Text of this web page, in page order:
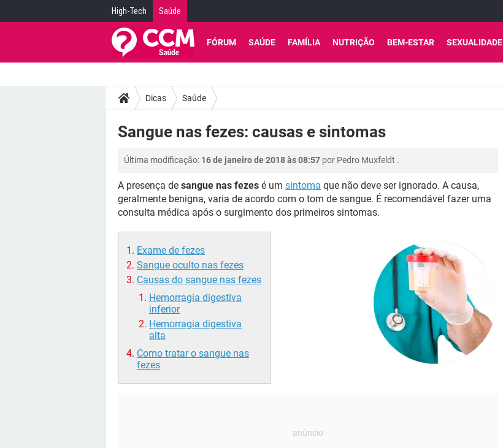
High-Tech Saúde
FÓRUM SAÚDE FAMÍLIA NUTRIÇÃO BEM-ESTAR SEXUALIDADE
Dicas Saúde
Sangue nas fezes: causas e sintomas
Última modificação: 16 de janeiro de 2018 às 08:57 por Pedro Muxfeldt .
A presença de sangue nas fezes é um sintoma que não deve ser ignorado. A causa,
geralmente benigna, varia de acordo com o tom de sangue. É recomendável fazer uma
consulta médica após o surgimento dos primeiros sintomas.
Exame de fezes
Sangue oculto nas fezes
Causas do sangue nas fezes
Hemorragia digestiva
inferior
Hemorragia digestiva
alta
Como tratar o sangue nas
fezes